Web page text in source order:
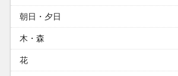
朝日・夕日
木・森
花